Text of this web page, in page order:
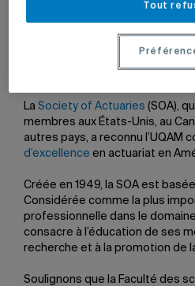
La Society of Actuaries (SOA),
membres aux États-Unis, au
autres pays, a reconnu l’UQAM
d’excellence en actuariat en
Créée en 1949, la SOA est
Considérée comme la plus
professionnelle dans le domaine
consacre à l’éducation de ses
recherche et à la promotion de
Soulignons que la Faculté des
Tout